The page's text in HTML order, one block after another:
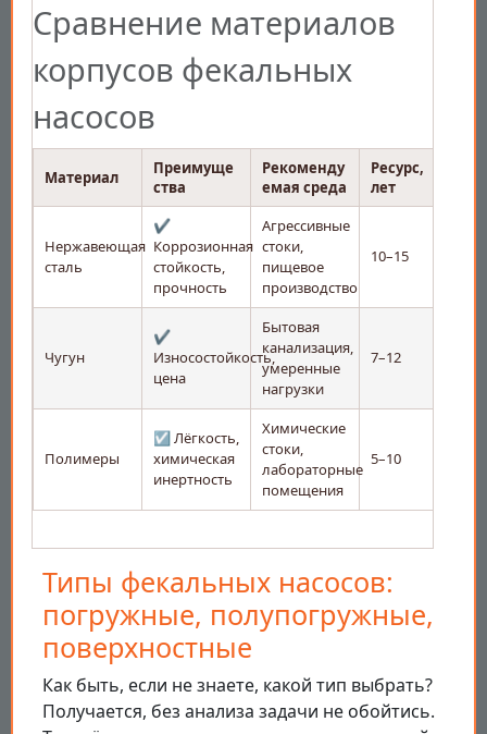
Сравнение материалов
корпусов фекальных
насосов
Материал
Преимуще
ства
Рекоменду
емая среда
Ресурс,
лет
Нержавеющая
сталь
✔️
Коррозионная
стойкость,
прочность
Агрессивные
стоки,
пищевое
производство
10–15
Чугун
✔️
Износостойкость,
цена
Бытовая
канализация,
умеренные
нагрузки
7–12
Полимеры
☑️ Лёгкость,
химическая
инертность
Химические
стоки,
лабораторные
помещения
5–10
Типы фекальных насосов:
погружные, полупогружные,
поверхностные
Как быть, если не знаете, какой тип выбрать?
Получается, без анализа задачи не обойтись.